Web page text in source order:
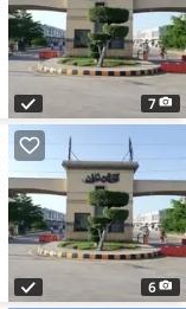
7
6